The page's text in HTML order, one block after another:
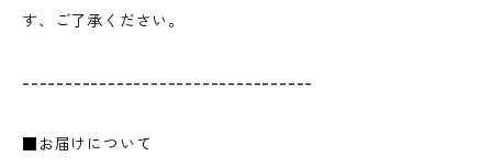
す、ご了承ください。
----------------------------------
■お届けについて